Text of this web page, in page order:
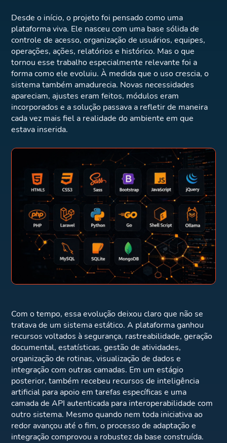
Desde o início, o projeto foi pensado como uma
plataforma viva. Ele nasceu com uma base sólida de
controle de acesso, organização de usuários, equipes,
operações, ações, relatórios e histórico. Mas o que
tornou esse trabalho especialmente relevante foi a
forma como ele evoluiu. À medida que o uso crescia, o
sistema também amadurecia. Novas necessidades
apareciam, ajustes eram feitos, módulos eram
incorporados e a solução passava a refletir de maneira
cada vez mais fiel a realidade do ambiente em que
estava inserida.
Com o tempo, essa evolução deixou claro que não se
tratava de um sistema estático. A plataforma ganhou
recursos voltados à segurança, rastreabilidade, geração
documental, estatísticas, gestão de atividades,
organização de rotinas, visualização de dados e
integração com outras camadas. Em um estágio
posterior, também recebeu recursos de inteligência
artificial para apoio em tarefas específicas e uma
camada de API autenticada para interoperabilidade com
outro sistema. Mesmo quando nem toda iniciativa ao
redor avançou até o fim, o processo de adaptação e
integração comprovou a robustez da base construída.